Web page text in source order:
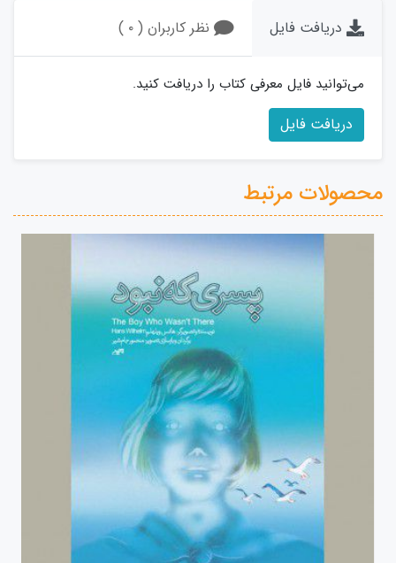
دریافت فایل نظر کاربران ( ۰ )
می‌توانید فایل معرفی کتاب را دریافت کنید.
دریافت فایل
محصولات مرتبط